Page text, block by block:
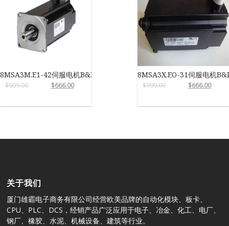
8MSA3M.E1-42伺服电机B&R
$999.00 $666.00
8MSA3X.EO-31伺服电机
$999.00 $666.00
关于我们
厦门雄霸电子商务有限公司经营欧美品牌的自动化模块、板卡、
CPU、PLC、DCS，经销产品广泛应用于电子、冶金、化工、电厂、
钢厂、橡胶、水泥、机械设备、建筑等行业。